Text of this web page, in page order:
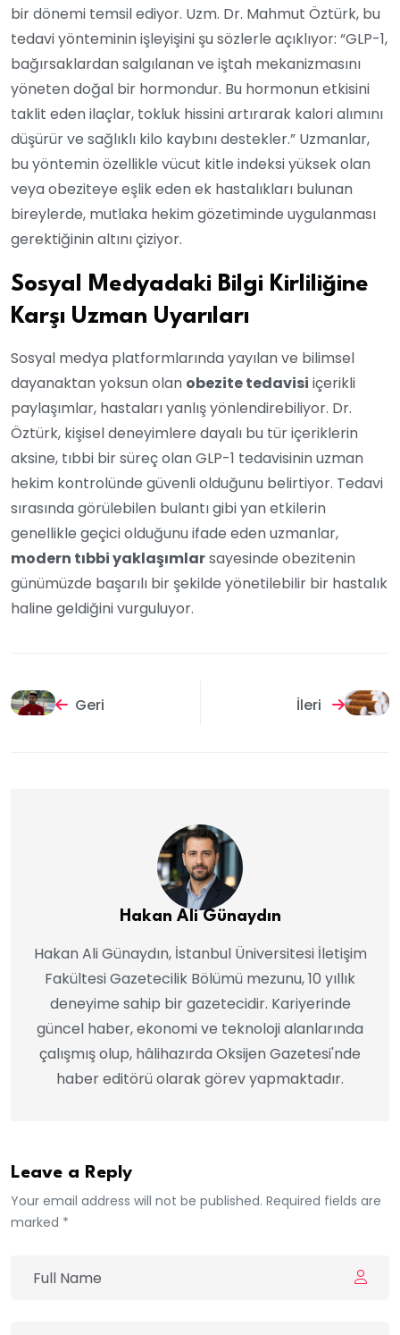
bir dönemi temsil ediyor. Uzm. Dr. Mahmut Öztürk, bu
tedavi yönteminin işleyişini şu sözlerle açıklıyor: “GLP-1,
bağırsaklardan salgılanan ve iştah mekanizmasını
yöneten doğal bir hormondur. Bu hormonun etkisini
taklit eden ilaçlar, tokluk hissini artırarak kalori alımını
düşürür ve sağlıklı kilo kaybını destekler.” Uzmanlar,
bu yöntemin özellikle vücut kitle indeksi yüksek olan
veya obeziteye eşlik eden ek hastalıkları bulunan
bireylerde, mutlaka hekim gözetiminde uygulanması
gerektiğinin altını çiziyor.
Sosyal Medyadaki Bilgi Kirliliğine
Karşı Uzman Uyarıları
Sosyal medya platformlarında yayılan ve bilimsel
dayanaktan yoksun olan obezite tedavisi içerikli
paylaşımlar, hastaları yanlış yönlendirebiliyor. Dr.
Öztürk, kişisel deneyimlere dayalı bu tür içeriklerin
aksine, tıbbi bir süreç olan GLP-1 tedavisinin uzman
hekim kontrolünde güvenli olduğunu belirtiyor. Tedavi
sırasında görülebilen bulantı gibi yan etkilerin
genellikle geçici olduğunu ifade eden uzmanlar,
modern tıbbi yaklaşımlarsayesinde obezitenin
günümüzde başarılı bir şekilde yönetilebilir bir hastalık
haline geldiğini vurguluyor.
Geri İleri
Hakan Ali Günaydın
Hakan Ali Günaydın, İstanbul Üniversitesi İletişim
Fakültesi Gazetecilik Bölümü mezunu, 10 yıllık
deneyime sahip bir gazetecidir. Kariyerinde
güncel haber, ekonomi ve teknoloji alanlarında
çalışmış olup, hâlihazırda Oksijen Gazetesi'nde
haber editörü olarak görev yapmaktadır.
Leave a Reply
Your email address will not be published. Required fields are
marked *